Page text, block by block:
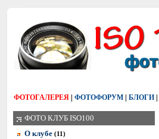
ФОТОГАЛЕРЕЯ | ФОТОФОРУМ | БЛОГИ |
ФОТО КЛУБ ISO100
О клубе (11)